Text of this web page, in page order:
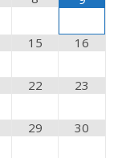
15 16
22 23
29 30